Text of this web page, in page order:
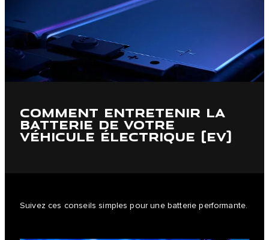
COMMENT ENTRETENIR LA
BATTERIE DE VOTRE
VÉHICULE ÉLECTRIQUE (EV)
Suivez ces conseils simples pour une batterie performante.